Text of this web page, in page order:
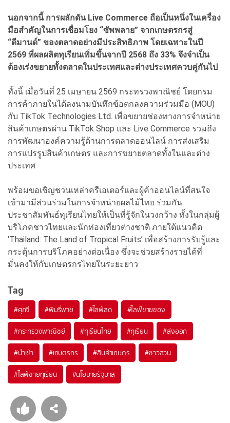
นอกจากนี้ การผลักดัน Live Commerce ถือเป็นหนึ่งในเครื่อง
มือสำคัญในการเชื่อมโยง “ซัพพลาย” จากเกษตรกรสู่
“ดีมานด์” ของตลาดอย่างมีประสิทธิภาพ โดยเฉพาะในปี
2569 ที่ผลผลิตทุเรียนเพิ่มขึ้นจากปี 2568 ถึง 33% จึงจำเป็น
ต้องเร่งขยายทั้งตลาดในประเทศและต่างประเทศควบคู่กันไป
ทั้งนี้ เมื่อวันที่ 25 เมษายน 2569 กระทรวงพาณิชย์ โดยกรม
การค้าภายในได้ลงนามบันทึกข้อตกลงความร่วมมือ (MOU)
กับ TikTok Technologies Ltd. เพื่อขยายช่องทางการจำหน่าย
สินค้าเกษตรผ่าน TikTok Shop และ Live Commerce รวมถึง
การพัฒนาองค์ความรู้ด้านการตลาดออนไลน์ การส่งเสริม
การแปรรูปสินค้าเกษตร และการขยายตลาดทั้งในและต่าง
ประเทศ
พร้อมขอเชิญชวนเหล่าครีเอเตอร์และผู้ค้าออนไลน์ที่สนใจ
เข้ามามีส่วนร่วมในการจำหน่ายผลไม้ไทย ร่วมกัน
ประชาสัมพันธ์ทุเรียนไทยให้เป็นที่รู้จักในวงกว้าง ทั้งในกลุ่มผู้
บริโภคชาวไทยและนักท่องเที่ยวต่างชาติ ภายใต้แนวคิด
‘Thailand: The Land of Tropical Fruits’ เพื่อสร้างการรับรู้และ
กระตุ้นการบริโภคอย่างต่อเนื่อง ซึ่งจะช่วยสร้างรายได้ที่
มั่นคงให้กับเกษตรกรไทยในระยะยาว
Tag
#ศุภจี #พิมรี่พาย #ไลฟ์สด #ไลฟ์ขายของ
#กระทรวงพาณิชย์ #ทุเรียนไทย #ทุเรียน #ส่งออก
#นำเข้า #เกษตรกร #สินค้าเกษตร #ชาวสวน
#ไลฟ์ขายทุเรียน #นโยบายรัฐบาล